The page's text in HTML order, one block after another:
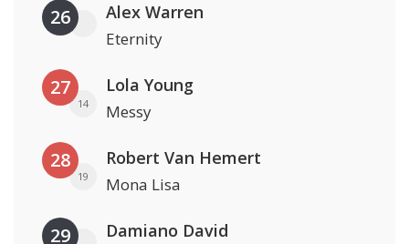
26 Alex Warren
Eternity
27
14
Lola Young
Messy
28
19
Robert Van Hemert
Mona Lisa
29 Damiano David